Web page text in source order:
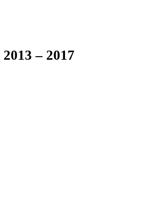
2013 – 2017